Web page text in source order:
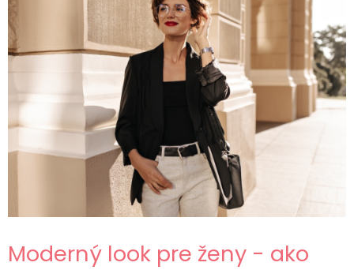
Moderný look pre ženy - ako